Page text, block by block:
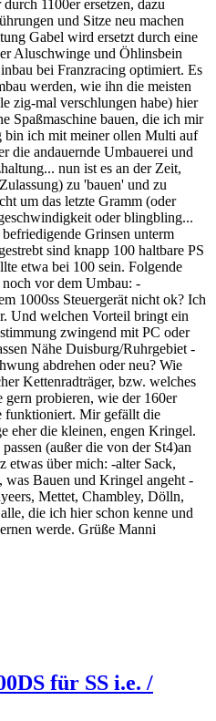
1100er ersetzen, dazu
und Sitze neu machen
Gabel wird ersetzt durch eine
Aluschwinge und Öhlinsbein
bei Franzracing optimiert. Es
werden, wie ihn die meisten
zig-mal verschlungen habe) hier
Spaßmaschine bauen, die ich mir
bin ich mit meiner ollen Multi auf
die andauernde Umbauerei und
nun ist es an der Zeit,
zu 'bauen' und zu
um das letzte Gramm (oder
oder blingbling...
Grinsen unterm
sind knapp 100 haltbare PS
etwa bei 100 sein. Folgende
vor dem Umbau: -
1000ss Steuergerät nicht ok? Ich
Und welchen Vorteil bringt ein
zwingend mit PC oder
Nähe Duisburg/Ruhrgebiet -
abdrehen oder neu? Wie
Kettenradträger, bzw. welches
probieren, wie der 160er
funktioniert. Mir gefällt die
eher die kleinen, engen Kringel.
(außer die von der St4)an
etwas über mich: -alter Sack,
was Bauen und Kringel angeht -
Mettet, Chambley, Dölln,
die ich hier schon kenne und
werde. Grüße Manni
für SS i.e. /